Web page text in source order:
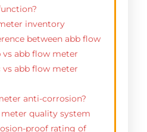
inventory
between abb flow
vs abb flow meter
vs abb flow meter
anti-corrosion?
meter quality system
proof rating of